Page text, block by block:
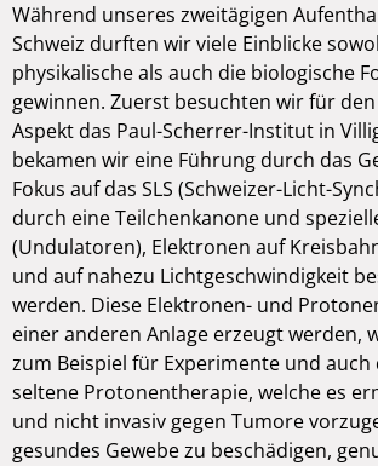
Während unseres zweitägigen
Schweiz durften wir viele Einblicke
physikalische als auch die biologische
gewinnen. Zuerst besuchten wir für
Aspekt das Paul-Scherrer-Institut in
bekamen wir eine Führung durch das
Fokus auf das SLS (Schweizer-Licht-
durch eine Teilchenkanone und
(Undulatoren), Elektronen auf
und auf nahezu Lichtgeschwindigkeit
werden. Diese Elektronen- und
einer anderen Anlage erzeugt werden,
zum Beispiel für Experimente und
seltene Protonentherapie, welche es
und nicht invasiv gegen Tumore
gesundes Gewebe zu beschädigen,